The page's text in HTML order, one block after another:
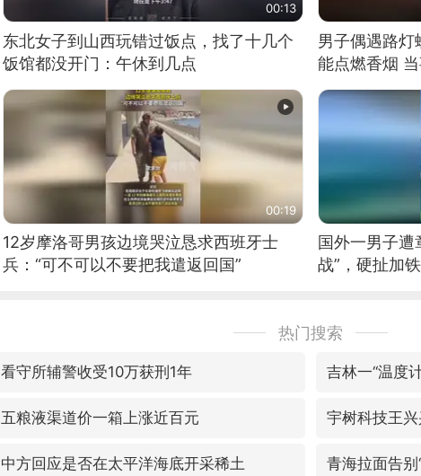
00:13
东北女子到山西玩错过饭点，找了十几个
饭馆都没开门：午休到几点
男子偶遇路灯
能点燃香烟
00:19
12岁摩洛哥男孩边境哭泣恳求西班牙士
兵：“可不可以不要把我遣返回国”
国外一男子遭
战”，硬扯加
热门搜索
看守所辅警收受10万获刑1年 吉林一“温度
五粮液渠道价一箱上涨近百元 宇树科技王
中方回应是否在太平洋海底开采稀土 青海拉面告别